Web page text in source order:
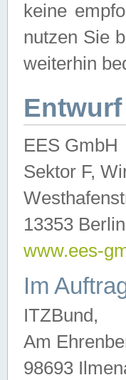
keine
nutzen Sie
weiterhin
EES GmbH
Sektor F,
13353 Berlin
www.ees-
Im
ITZBund,
Am
98693